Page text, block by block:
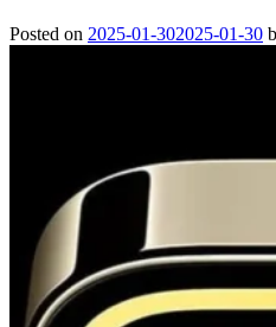
Posted on 2025-01-302025-01-30